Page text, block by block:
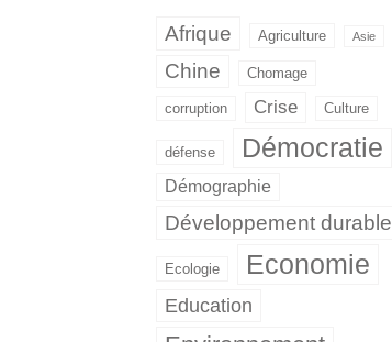
Afrique Agriculture Asie
Chine Chomage
corruption Crise Culture
défense Démocratie
Démographie
Développement durable
Ecologie Economie
Education